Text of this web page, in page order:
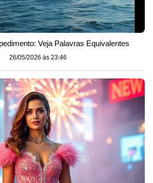
Veja Palavras Equivalentes
26/05/2026 às 23:46